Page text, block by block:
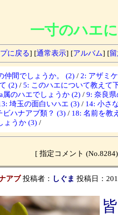
一寸のハエ
に戻る] [通常表示] [アルバム] [
仲間でしょうか。 (2) / 2: アザミ
(2) / 5: このハエについて教えて
属のハエでしょうか (2) / 9: 奈良
埼玉の面白いハエ (3) / 14: 小さ
ビハナアブ類？ (3) / 18: 名前を教
ょうか (3) /
[ 指定コメント
アブ投稿者： しぐま 投稿日：